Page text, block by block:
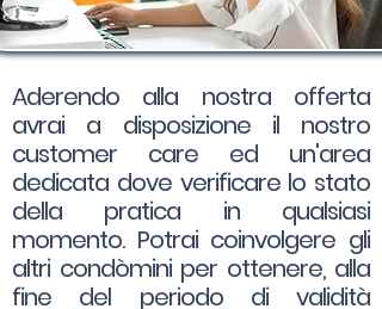
Aderendo alla nostra offerta
avrai a disposizione il nostro
customer care ed un'area
dedicata dove verificare lo stato
della pratica in qualsiasi
momento. Potrai coinvolgere gli
altri condòmini per ottenere, alla
fine del periodo di validità